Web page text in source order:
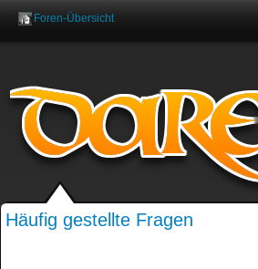
Foren-Übersicht
Häufig gestellte Fragen